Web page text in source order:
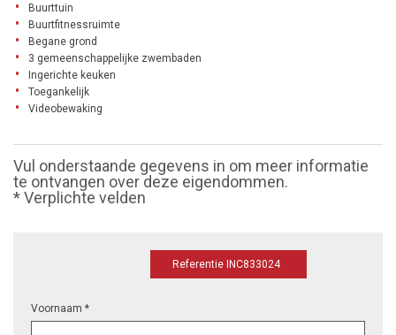
Buurttuin
Buurtfitnessruimte
Begane grond
3 gemeenschappelijke zwembaden
Ingerichte keuken
Toegankelijk
Videobewaking
Vul onderstaande gegevens in om meer informatie
te ontvangen over deze eigendommen.
* Verplichte velden
Referentie INC833024
Voornaam *